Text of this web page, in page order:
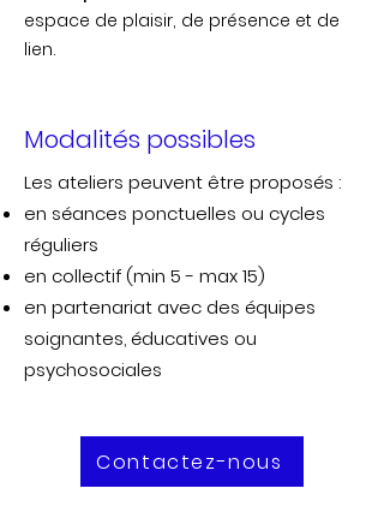
espace de plaisir, de présence et de
lien.
Modalités possibles
Les ateliers peuvent être proposés :
en séances ponctuelles ou cycles
réguliers
en collectif (min 5 - max 15)
en partenariat avec des équipes
soignantes, éducatives ou
psychosociales
Contactez-nous